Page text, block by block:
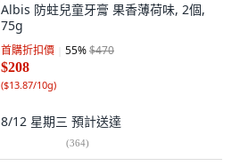
Albis 防蛀兒童牙膏 果香薄荷味, 2個,
75g
首購折扣價 55%$470
$208
($13.87/10g)
8/12 星期三 預計送達
(364)